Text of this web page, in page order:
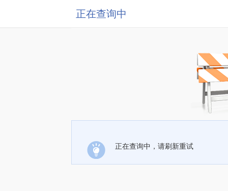
正在查询中
正在查询中，请刷新重试